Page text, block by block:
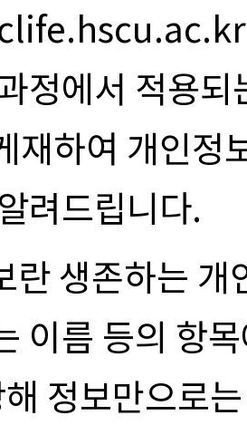
정에서 적용
재하여 개인정
려드립니다.
란 생존하는
이름 등의 항
정보만으로